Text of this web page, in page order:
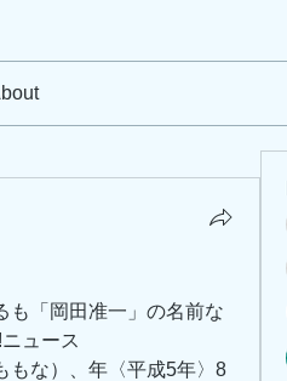
も「岡田准一」の名前な
ュース
もな）、年〈平成5年〉8